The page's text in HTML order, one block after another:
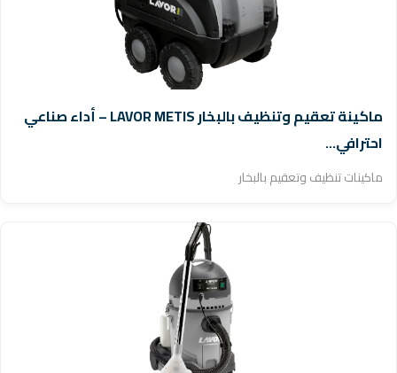
ماكينة تعقيم وتنظيف بالبخار LAVOR METIS – أداء صناعي
احترافي...
ماكينات تنظيف وتعقيم بالبخار